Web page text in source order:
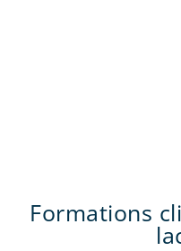
Formations